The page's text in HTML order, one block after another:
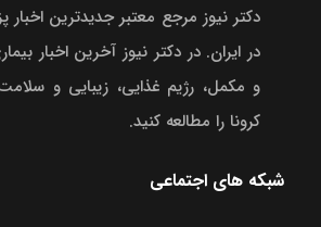
دکتر نیوز مرجع معتبر جدیدترین
در ایران. در دکتر نیوز آخرین اخبار
و مکمل، رژیم غذایی، زیبایی و
کرونا را مطالعه کنید.
شبکه های اجتماعی